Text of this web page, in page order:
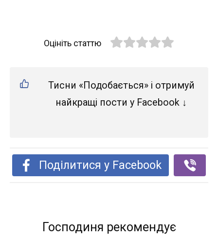
Оцініть статтю
Тисни «Подобається» і отримуй
найкращі пости у Facebook ↓
Поділитися у Facebook
Господиня рекомендує